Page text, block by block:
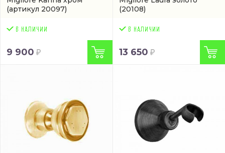
(артикул 20097)
9 900
(20108)
13 650